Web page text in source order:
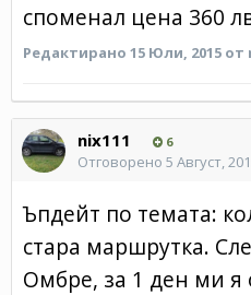
споменал цена 360
Редактирано 15 Юли, 2015 от
nix111 6
Отговорено 5 Август,
Ъпдейт по темата:
стара маршрутка.
Омбре, за 1 ден ми я